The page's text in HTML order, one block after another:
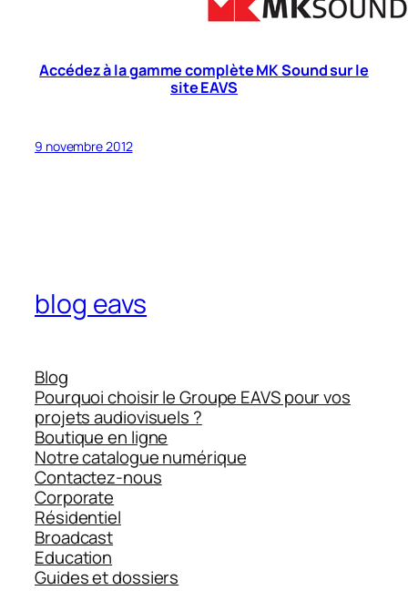
Accédez à la gamme complète MK Sound sur le
site EAVS
9 novembre 2012
blog eavs
Blog
Pourquoi choisir le Groupe EAVS pour vos
projets audiovisuels ?
Boutique en ligne
Notre catalogue numérique
Contactez-nous
Corporate
Résidentiel
Broadcast
Education
Guides et dossiers